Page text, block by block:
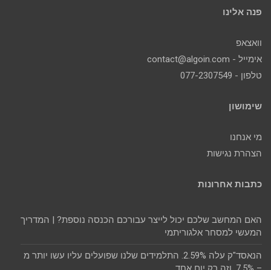
פנה אלינו
וואצאפ
אימייל - contact@algoin.com
טלפון - 077-2307549
שימושון
מי אנחנו
הצהרת נגישות
כתבות אחרונות
האם המחשב שלכם יכול לייצר עבורכם הכנסה נוספת? | המדריך
המעשי למסחר אלגוריתמי
הנאסד"ק עלה 2.59%. התלמידים שלנו שפועלים עליו עשו יותר מ